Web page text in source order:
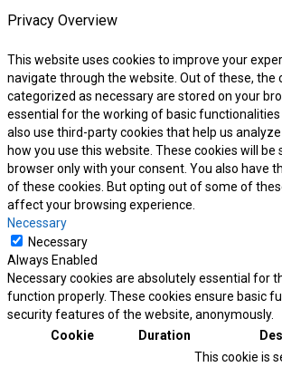
Privacy Overview
This website uses cookies to improve your
navigate through the website. Out of these, the
categorized as necessary are stored on your
essential for the working of basic
also use third-party cookies that help us
how you use this website. These cookies will be
browser only with your consent. You also have
of these cookies. But opting out of some of
affect your browsing experience.
Necessary
Necessary
Always Enabled
Necessary cookies are absolutely essential for
function properly. These cookies ensure basic
security features of the website, anonymously.
Cookie
Duration
This cookie is